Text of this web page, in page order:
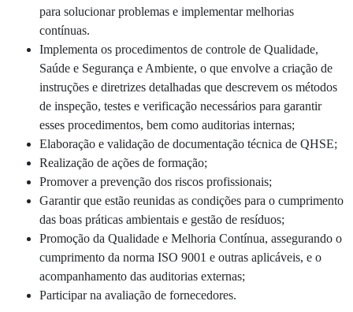
para solucionar problemas e implementar melhorias
contínuas.
Implementa os procedimentos de controle de Qualidade,
Saúde e Segurança e Ambiente, o que envolve a criação de
instruções e diretrizes detalhadas que descrevem os métodos
de inspeção, testes e verificação necessários para garantir
esses procedimentos, bem como auditorias internas;
Elaboração e validação de documentação técnica de QHSE;
Realização de ações de formação;
Promover a prevenção dos riscos profissionais;
Garantir que estão reunidas as condições para o cumprimento
das boas práticas ambientais e gestão de resíduos;
Promoção da Qualidade e Melhoria Contínua, assegurando o
cumprimento da norma ISO 9001 e outras aplicáveis, e o
acompanhamento das auditorias externas;
Participar na avaliação de fornecedores.